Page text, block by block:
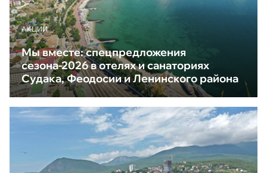
АКЦИИ
Мы вместе: спецпредложения
сезона-2026 в отелях и санаториях
Судака, Феодосии и Ленинского района